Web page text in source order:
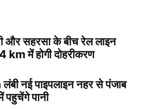
और सहरसा के बीच रेल लाइन
km में होगी दोहरीकरण
नई पाइपलाइन नहर से पंजाब
पानी